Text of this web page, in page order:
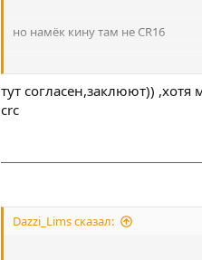
но намёк кину там не CR16
тут согласен,заклюют))
crc
Dazzi_Lims сказал: